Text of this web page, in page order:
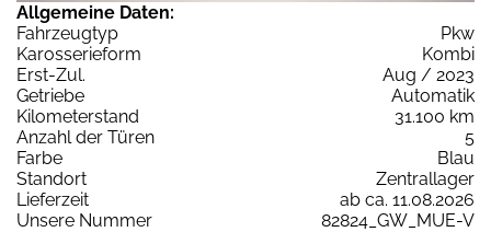
Allgemeine Daten:
Fahrzeugtyp
Pkw
Karosserieform
Kombi
Erst-Zul.
Aug / 2023
Getriebe
Automatik
Kilometerstand
31.100 km
Anzahl der Türen
5
Farbe
Blau
Standort
Zentrallager
Lieferzeit
ab ca. 11.08.2026
Unsere Nummer
82824_GW_MUE-V